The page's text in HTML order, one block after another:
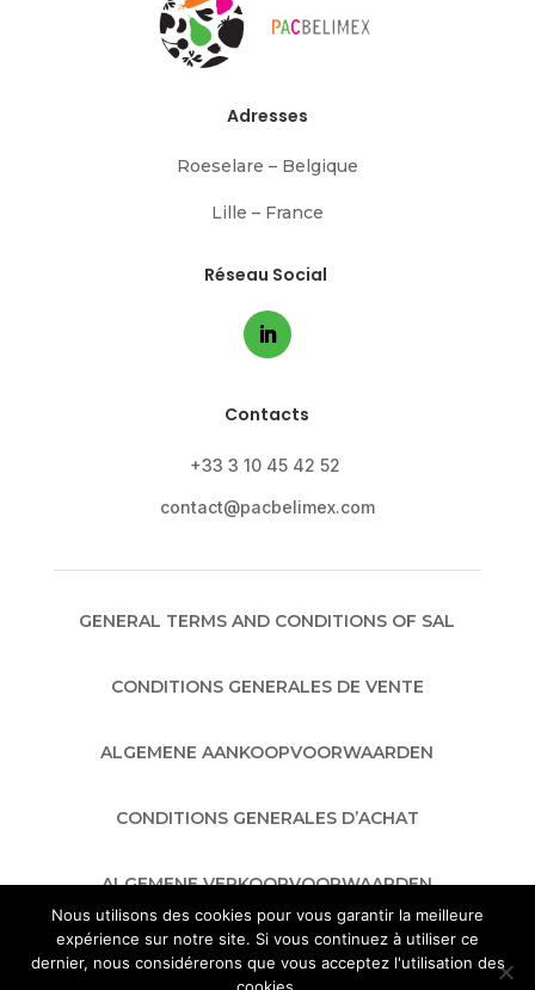
Adresses
Roeselare – Belgique
Lille – France
Réseau Social
Contacts
+33 3 10 45 42 52
contact@pacbelimex.com
GENERAL TERMS AND CONDITIONS OF SAL
CONDITIONS GENERALES DE VENTE
ALGEMENE AANKOOPVOORWAARDEN
CONDITIONS GENERALES D’ACHAT
ALGEMENE VERKOOPVOORWAARDEN
GENERAL TERMS AND CONDITIONS OF
PURCHASE
Nous utilisons des cookies pour vous garantir la meilleure
expérience sur notre site. Si vous continuez à utiliser ce
dernier, nous considérerons que vous acceptez l'utilisation des